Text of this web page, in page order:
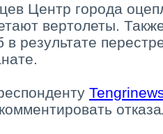
Центр города
вертолеты.
в результате